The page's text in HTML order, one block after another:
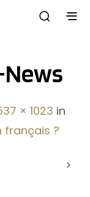
× 1023 in
français ?
>